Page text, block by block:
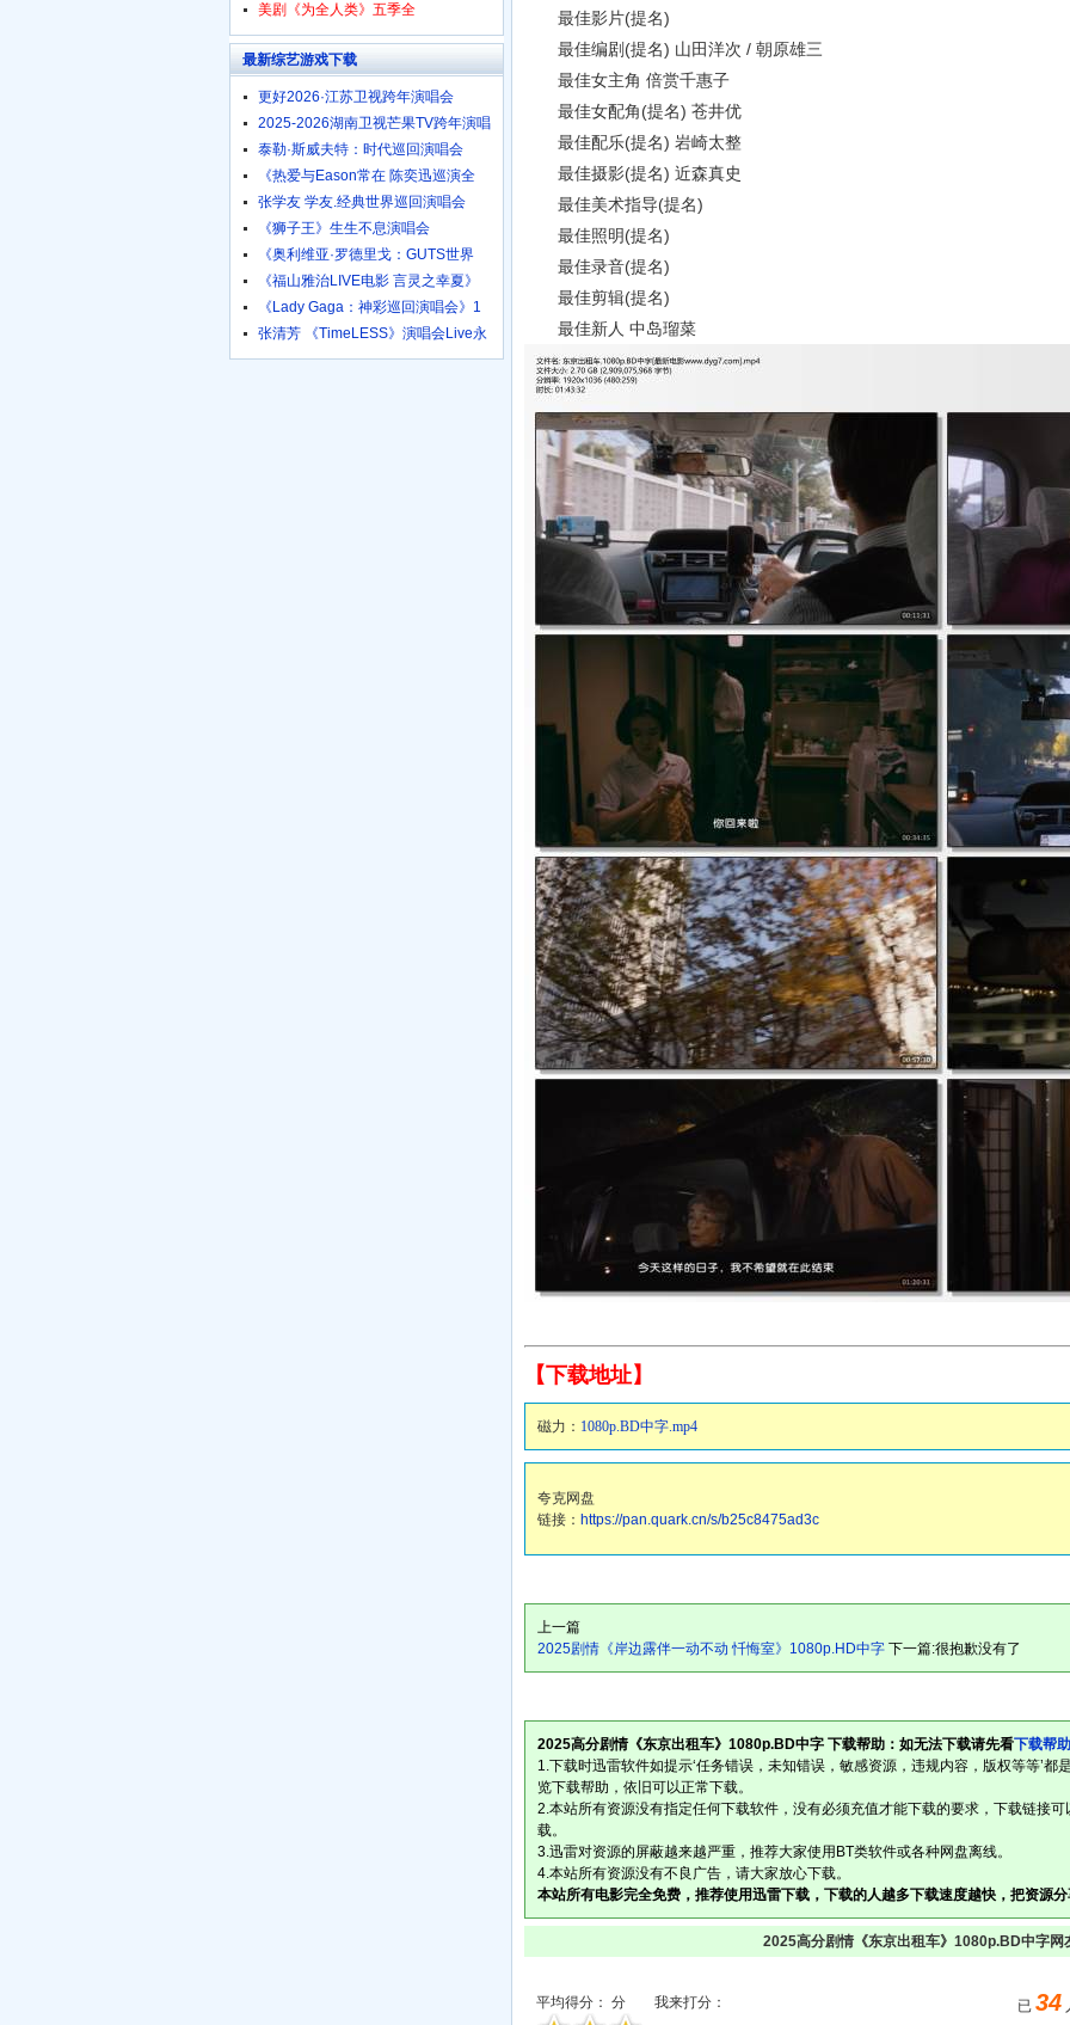
最佳影片(提名)
最佳编剧(提名) 山田洋次 / 朝原雄三
最佳女主角 倍赏千惠子
最佳女配角(提名) 苍井优
最佳配乐(提名) 岩崎太整
最佳摄影(提名) 近森真史
最佳美术指导(提名)
最佳照明(提名)
最佳录音(提名)
最佳剪辑(提名)
最佳新人 中岛瑠菜
【下载地址】
磁力： 1080p.BD中字.mp4
夸克网盘
链接： https://pan.quark.cn/s/b25c8475ad3c
上一篇
2025剧情《岸边露伴一动不动 忏悔室》1080p.HD中字 下一篇:很抱歉没有了
2025高分剧情《东京出租车》1080p.BD中字 下载帮助：如无法下载请先看下载帮助
1.下载时迅雷软件如提示‘任务错误，未知错误，敏感资源，违规内容，版权等等’都
览下载帮助，依旧可以正常下载。
2.本站所有资源没有指定任何下载软件，没有必须充值才能下载的要求，下载链接
载。
3.迅雷对资源的屏蔽越来越严重，推荐大家使用BT类软件或各种网盘离线。
4.本站所有资源没有不良广告，请大家放心下载。
本站所有电影完全免费，推荐使用迅雷下载，下载的人越多下载速度越快，把资源
2025高分剧情《东京出租车》1080p.BD中字网
美剧《为全人类》五季全
最新综艺游戏下载
更好2026·江苏卫视跨年演唱会
2025-2026湖南卫视芒果TV跨年演唱
泰勒·斯威夫特：时代巡回演唱会
《热爱与Eason常在 陈奕迅巡演全
张学友 学友.经典世界巡回演唱会
《狮子王》生生不息演唱会
《奥利维亚·罗德里戈：GUTS世界
《福山雅治LIVE电影 言灵之幸夏》
《Lady Gaga：神彩巡回演唱会》1
张清芳 《TimeLESS》演唱会Live永